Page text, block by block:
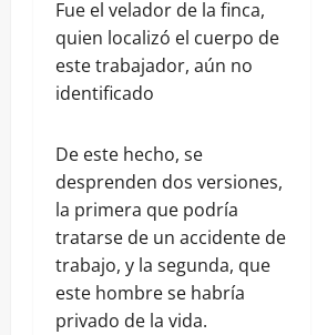
Fue el velador de la finca,
quien localizó el cuerpo de
este trabajador, aún no
identificado
De este hecho, se
desprenden dos versiones,
la primera que podría
tratarse de un accidente de
trabajo, y la segunda, que
este hombre se habría
privado de la vida.